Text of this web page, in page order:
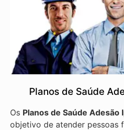
Planos de Saúde
Os Planos de Saúde Adesão
objetivo de atender pessoas